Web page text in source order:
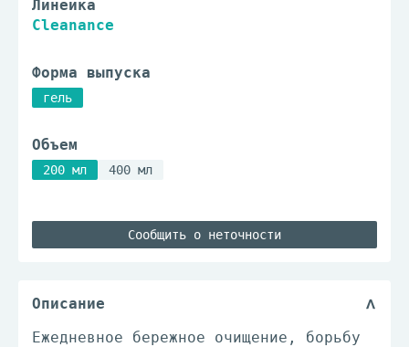
Линейка
Cleanance
Форма выпуска
гель
Объем
200 мл 400 мл
Сообщить о неточности
Описание
Ежедневное бережное очищение, борьбу